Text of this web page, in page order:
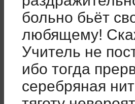
больно бьёт
любящему!
Учитель не
ибо тогда
серебряная